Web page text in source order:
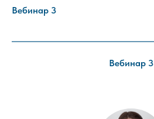
Вебинар 3
Вебинар 3